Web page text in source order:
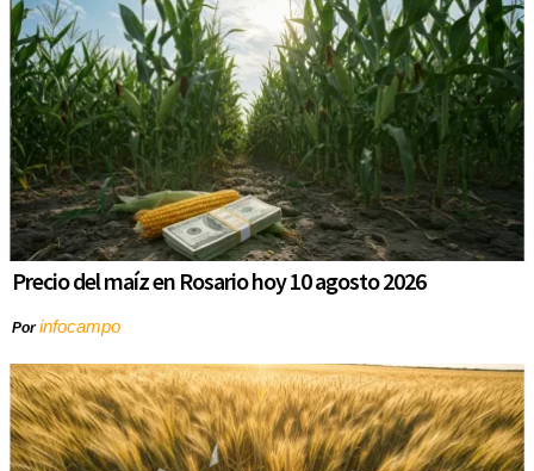
Precio del maíz en Rosario hoy 10 agosto 2026
Porinfocampo